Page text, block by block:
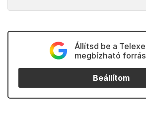
Állítsd be a
megbízható
Beállítom